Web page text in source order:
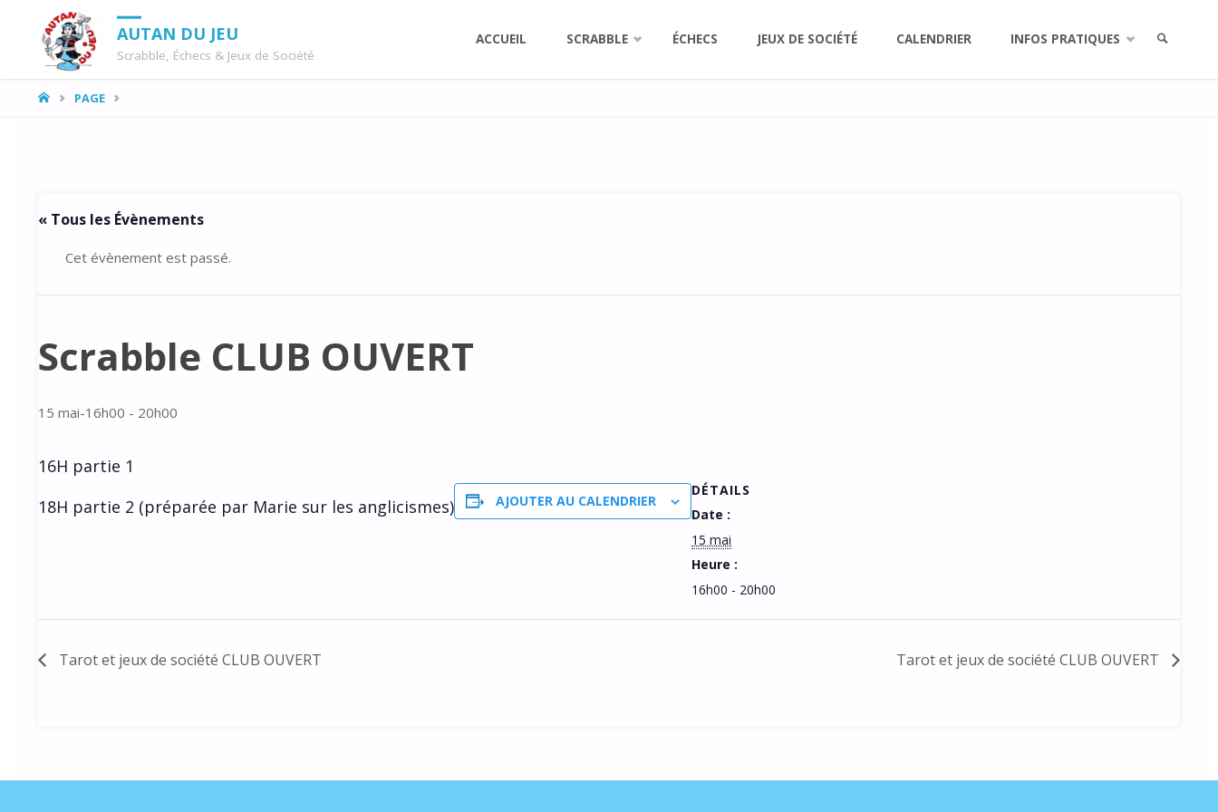
AUTAN DU JEU
Scrabble, Échecs & Jeux de Société
ACCUEIL SCRABBLE ÉCHECS JEUX DE SOCIÉTÉ CALENDRIER INFOS PRATIQUES
LA
PAGE
« Tous les Évènements
Cet évènement est passé.
Scrabble CLUB OUVERT
15 mai-16h00 - 20h00
16H partie 1
18H partie 2 (préparée par Marie sur les anglicismes)
AJOUTER AU CALENDRIER
DÉTAILS
Date :
15 mai
Heure :
16h00 - 20h00
Tarot et jeux de société CLUB OUVERT Tarot et jeux de société CLUB OUVERT